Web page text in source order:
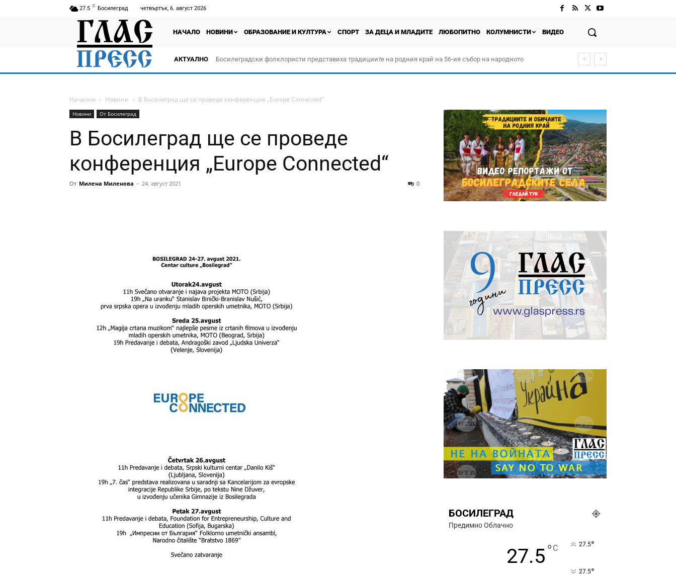
27.5 C Босилеград четвъртък, 6. август 2026
НАЧАЛО НОВИНИ ОБРАЗОВАНИЕ И КУЛТУРА СПОРТ ЗА ДЕЦА И МЛАДИТЕ ЛЮБОПИТНО КОЛУМНИСТИ ВИДЕО
АКТУАЛНО
Босилеградски фолклористи представиха традициите на родния край на 56-ия събор на народното
творчество „Прођох Левач, прођох Шумадију“
Начална Новини В Босилеград ще се проведе конференция „Europe Connected“
Новини От Босилеград
В Босилеград ще се проведе
конференция „Europe Connected“
От Милена Миленова - 24. август 2021 0
БОСИЛЕГРАД
Предимно Облачно
27.5°C 27.5°
27.5°